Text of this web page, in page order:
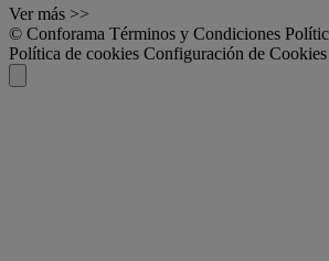
Ver más >>
© Conforama Términos y Condiciones
Política de cookies Configuración de Cookies